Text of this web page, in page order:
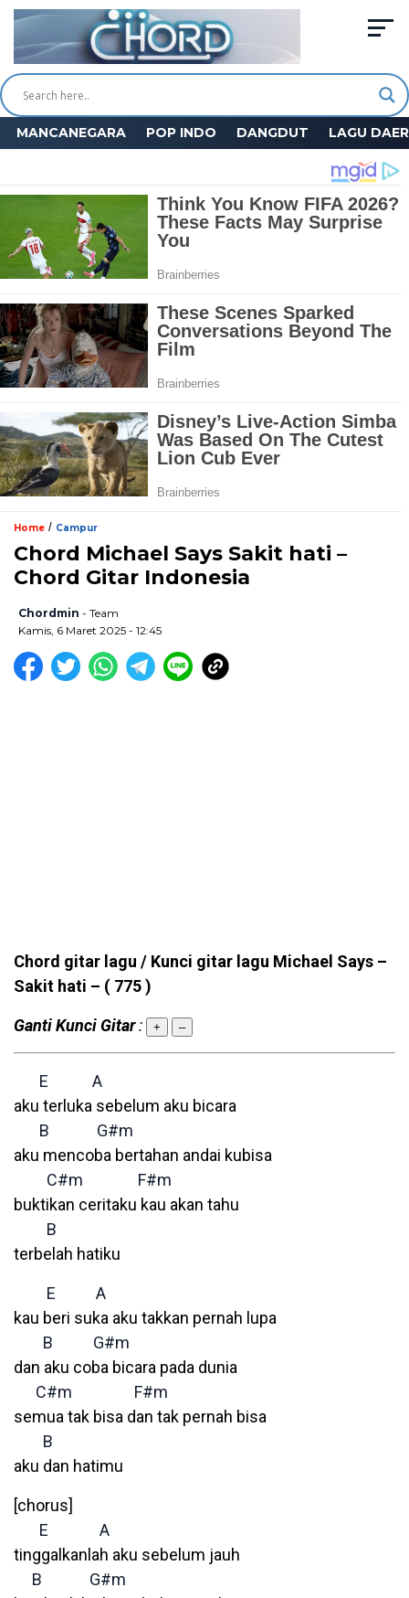
MANCANEGARA POP INDO DANGDUT LAGU
Home / Campur
Chord Michael Says Sakit hati –
Chord Gitar Indonesia
Chordmin - Team
Kamis, 6 Maret 2025 - 12:45
Chord gitar lagu / Kunci gitar lagu Michael Says –
Sakit hati – ( 775 )
Ganti Kunci Gitar: + –
E
A
aku terluka sebelum aku bicara
B
G#m
aku mencoba bertahan andai kubisa
C#m
F#m
buktikan ceritaku kau akan tahu
B
terbelah hatiku
E
A
kau beri suka aku takkan pernah lupa
B
G#m
dan aku coba bicara pada dunia
C#m
F#m
semua tak bisa dan tak pernah bisa
B
aku dan hatimu
[chorus]
E
A
tinggalkanlah aku sebelum jauh
B
G#m